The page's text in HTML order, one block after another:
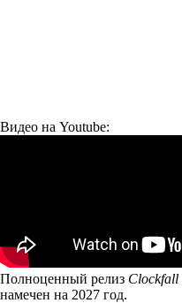
Видео на Youtube:
Полноценный релиз Clockfall
намечен на 2027 год.